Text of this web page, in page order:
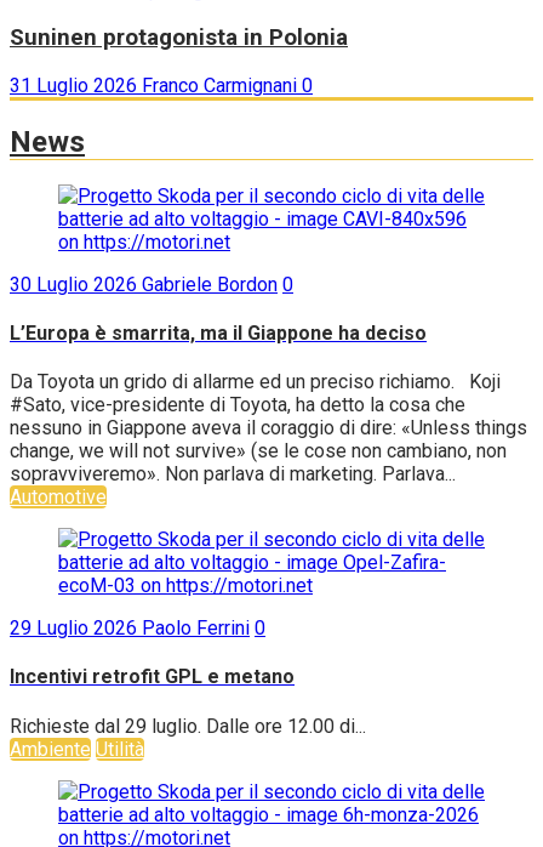
Suninen protagonista in Polonia
31 Luglio 2026 Franco Carmignani 0
News
30 Luglio 2026 Gabriele Bordon 0
L’Europa è smarrita, ma il Giappone ha deciso
Da Toyota un grido di allarme ed un preciso richiamo. Koji
#Sato, vice-presidente di Toyota, ha detto la cosa che
nessuno in Giappone aveva il coraggio di dire: «Unless things
change, we will not survive» (se le cose non cambiano, non
sopravviveremo». Non parlava di marketing. Parlava...
Automotive
29 Luglio 2026 Paolo Ferrini 0
Incentivi retrofit GPL e metano
Richieste dal 29 luglio. Dalle ore 12.00 di...
Ambiente Utilità